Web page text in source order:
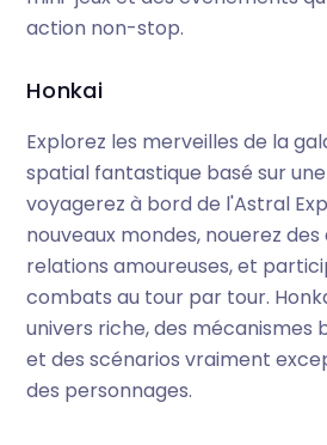
action non-stop.
Honkai
Explorez les merveilles de la
spatial fantastique basé sur
voyagerez à bord de l'Astral
nouveaux mondes, nouerez
relations amoureuses, et
combats au tour par tour.
univers riche, des mécanismes
et des scénarios vraiment
des personnages.